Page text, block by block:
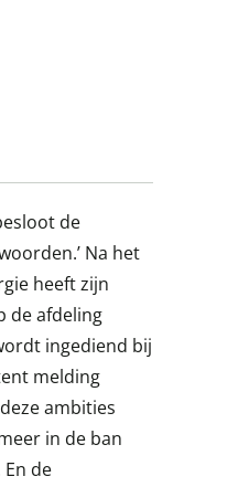
de
Na het
heeft zijn
de afdeling
ingediend bij
melding
ambities
in de ban
de